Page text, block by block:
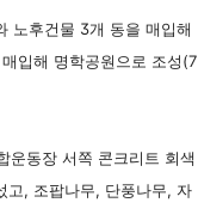
노후건물 3개 동을 매입해
입해 명학공원으로 조성(7
운동장 서쪽 콘크리트 회색
고, 조팝나무, 단풍나무, 자